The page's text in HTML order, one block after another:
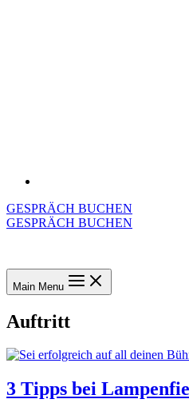
GESPRÄCH BUCHEN
GESPRÄCH BUCHEN
Main Menu
Auftritt
3 Tipps bei